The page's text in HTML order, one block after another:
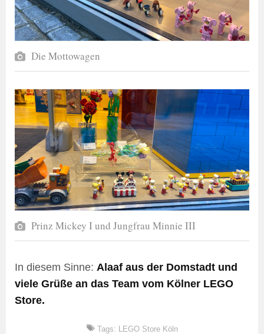
Die Mottowagen
Prinz Mickey I und Jungfrau Minnie III
In diesem Sinne: Alaaf aus der Domstadt und
viele Grüße an das Team vom Kölner LEGO
Store.
Tags: LEGO Store Köln